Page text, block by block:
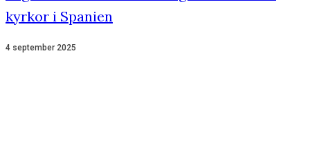
kyrkor i Spanien
4 september 2025